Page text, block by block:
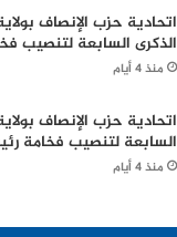
اتحادية حزب الإنصاف
الذكرى السابعة لتنصيب
منذ 4 أيام
اتحادية حزب الإنصاف
السابعة لتنصيب فخامة
منذ 4 أيام